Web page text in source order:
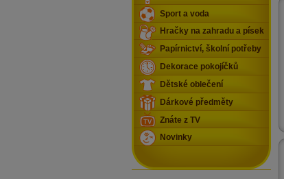
Sport a voda
Hračky na zahradu a písek
Papírnictví, školní potřeby
Dekorace pokojíčků
Dětské oblečení
Dárkové předměty
Znáte z TV
Novinky